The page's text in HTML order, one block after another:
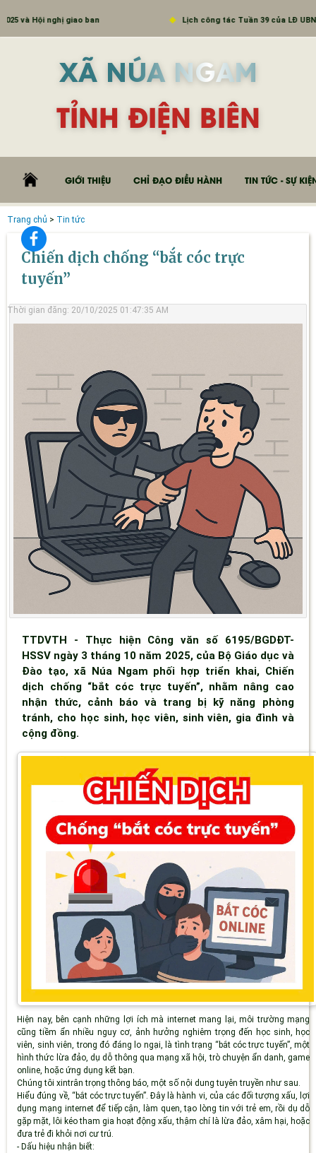
Hội nghị giao ban Lịch công tác Tuần 39 của LĐ UBND
XÃ NÚA NGAM
TỈNH ĐIỆN BIÊN
GIỚI THIỆU CHỈ ĐẠO ĐIỀU HÀNH TIN TỨC - SỰ
Trang chủ > Tin tức
Chiến dịch chống “bắt cóc trực
tuyến”
Thời gian đăng: 20/10/2025 01:47:35 AM
TTDVTH - Thực hiện Công văn số 6195/BGDĐT-
HSSV ngày 3 tháng 10 năm 2025, của Bộ Giáo dục và
Đào tạo, xã Núa Ngam phối hợp triển khai, Chiến
dịch chống “bắt cóc trực tuyến”, nhằm nâng cao
nhận thức, cảnh báo và trang bị kỹ năng phòng
tránh, cho học sinh, học viên, sinh viên, gia đình và
cộng đồng.
Hiện nay, bên cạnh những lợi ích mà internet mang lại, môi trường mạng
cũng tiềm ẩn nhiều nguy cơ, ảnh hưởng nghiêm trọng đến học sinh, học
viên, sinh viên, trong đó đáng lo ngại, là tình trạng “bắt cóc trực tuyến”,một
hình thức lừa đảo, dụ dỗ thông qua mạng xã hội, trò chuyện ẩn danh, game
online, hoặc ứng dụng kết bạn.
Chúng tôi xintrân trọng thông báo, một số nội dung tuyên truyền như sau.
Hiểu đúng về, “bắt cóc trực tuyến”. Đây là hành vi, của các đối tượng xấu, lợi
dụng mạng internet để tiếp cận, làm quen, tạo lòng tin với trẻ em, rồi dụ dỗ
gặp mặt, lôi kéo tham gia hoạt động xấu, thậm chí là lừa đảo, xâm hại, hoặc
đưa trẻ đi khỏi nơi cư trú.
- Dấu hiệu nhận biết: